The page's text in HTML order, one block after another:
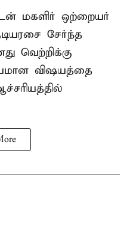
மகளிர் ஒற்றையர்
சேர்ந்த
வெற்றிக்கு
விஷயத்தை